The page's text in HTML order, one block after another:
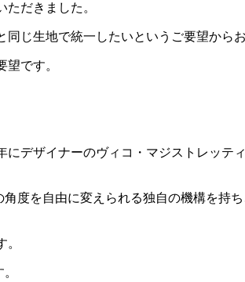
だきました。
じ生地で統一したいというご要望から
です。
にデザイナーのヴィコ・マジストレッテ
度を自由に変えられる独自の機構を持